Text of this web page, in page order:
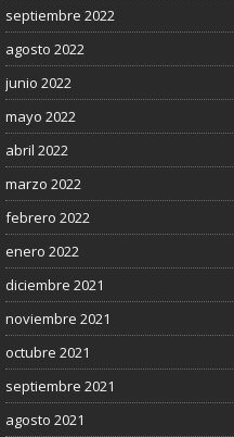
septiembre 2022
agosto 2022
junio 2022
mayo 2022
abril 2022
marzo 2022
febrero 2022
enero 2022
diciembre 2021
noviembre 2021
octubre 2021
septiembre 2021
agosto 2021